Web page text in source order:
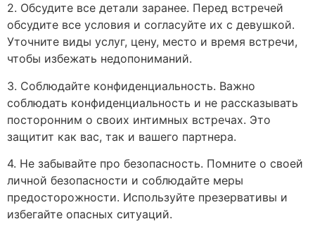
2. Обсудите все детали заранее. Перед встречей
обсудите все условия и согласуйте их с девушкой.
Уточните виды услуг, цену, место и время встречи,
чтобы избежать недопониманий.
3. Соблюдайте конфиденциальность. Важно
соблюдать конфиденциальность и не рассказывать
посторонним о своих интимных встречах. Это
защитит как вас, так и вашего партнера.
4. Не забывайте про безопасность. Помните о своей
личной безопасности и соблюдайте меры
предосторожности. Используйте презервативы и
избегайте опасных ситуаций.